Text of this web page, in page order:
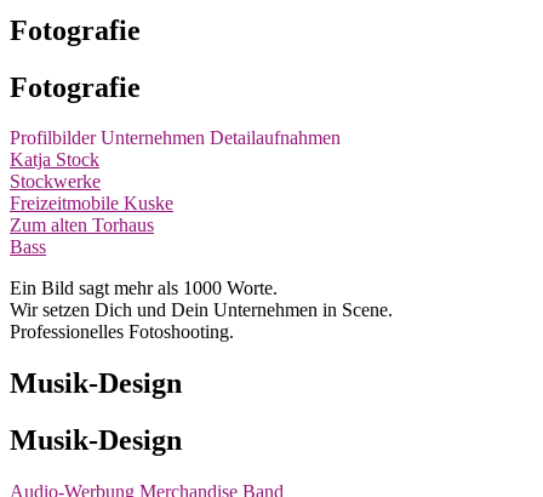
Fotografie
Fotografie
ProfilbilderUnternehmen Detailaufnahmen
Katja Stock
Stockwerke
Freizeitmobile Kuske
Zum alten Torhaus
Bass
Ein Bild sagt mehr als 1000 Worte.
Wir setzen Dich und Dein Unternehmen in Scene.
Professionelles Fotoshooting.
Musik-Design
Musik-Design
Audio-Werbung Merchandise Band